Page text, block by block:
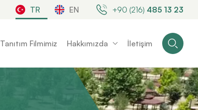
TR EN +90 (216) 485 13 23
Tanıtım Filmimiz Hakkımızda İletişim